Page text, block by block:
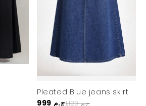
Pleated Blue jeans skirt
999 ج.م
1,120 ج.م